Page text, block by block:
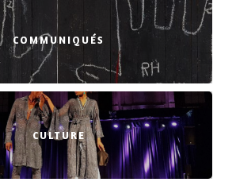
COMMUNIQUÉS
CULTURE